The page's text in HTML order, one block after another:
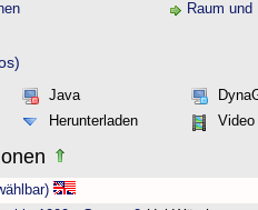
Raum und
Java
Herunterladen Video